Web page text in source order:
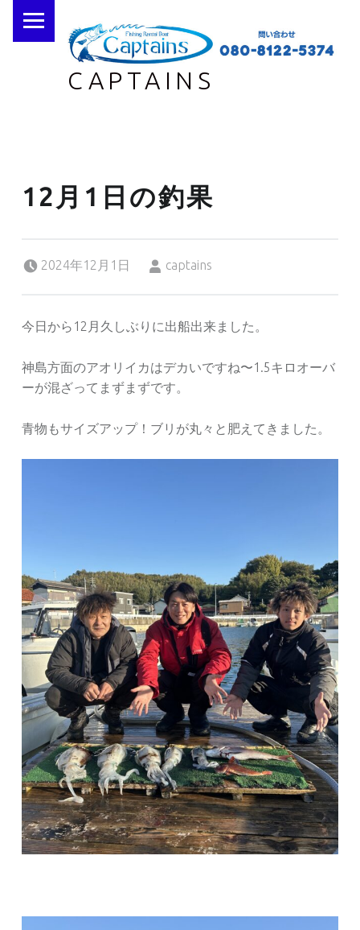
CAPTAINS
12月1日の釣果
2024年12月1日
captains
今日から12月久しぶりに出船出来ました。
神島方面のアオリイカはデカいですね〜1.5キロオーバ
ーが混ざってまずまずです。
青物もサイズアップ！ブリが丸々と肥えてきました。